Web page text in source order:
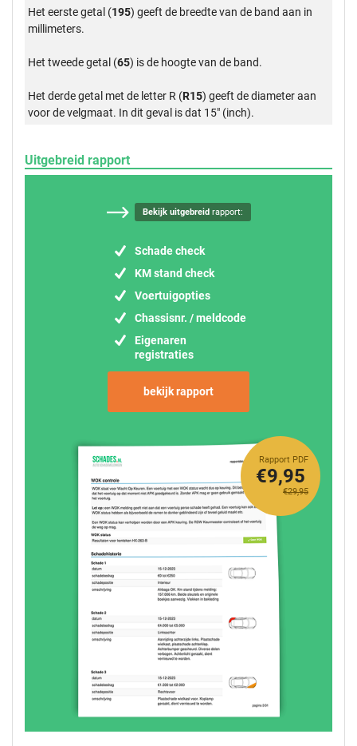
Het eerste getal (195) geeft de breedte van de band aan in
millimeters.
Het tweede getal (65) is de hoogte van de band.
Het derde getal met de letter R (R15) geeft de diameter aan
voor de velgmaat. In dit geval is dat 15" (inch).
Uitgebreid rapport
Bekijk uitgebreid rapport:
Schade check
KM stand check
Voertuigopties
Chassisnr. / meldcode
Eigenaren
registraties
bekijk rapport
Rapport PDF
€29,95
€9,95